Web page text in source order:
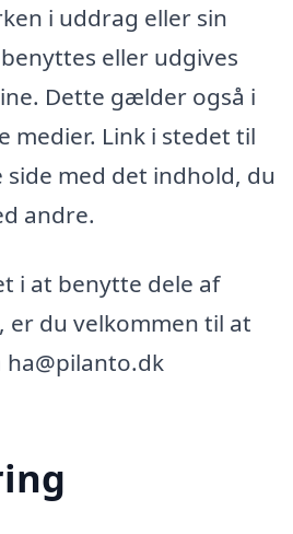
i uddrag eller sin
eller udgives
Dette gælder også i
medier. Link i stedet til
med det indhold, du
andre.
i at benytte dele af
du velkommen til at
ha@pilanto.dk